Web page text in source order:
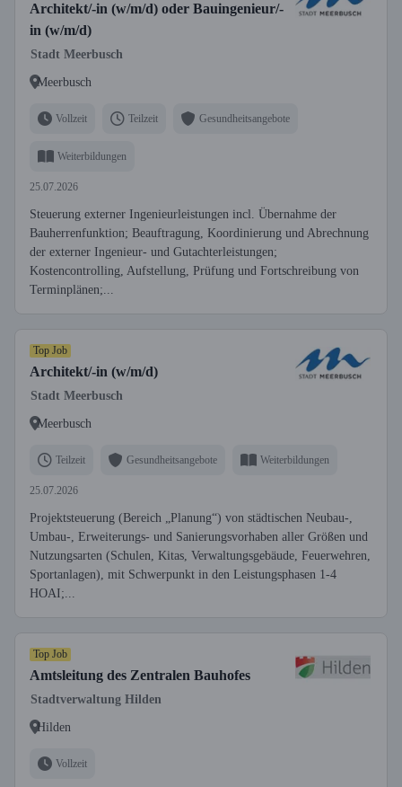
Architekt/-in (w/m/d) oder Bauingenieur/-
in (w/m/d)
Stadt Meerbusch
Meerbusch
Vollzeit Teilzeit Gesundheitsangebote
Weiterbildungen
25.07.2026
Steuerung externer Ingenieurleistungen incl. Übernahme der
Bauherrenfunktion; Beauftragung, Koordinierung und Abrechnung
der externer Ingenieur- und Gutachterleistungen;
Kostencontrolling, Aufstellung, Prüfung und Fortschreibung von
Terminplänen;...
Top Job
Architekt/-in (w/m/d)
Stadt Meerbusch
Meerbusch
Teilzeit Gesundheitsangebote Weiterbildungen
25.07.2026
Projektsteuerung (Bereich „Planung“) von städtischen Neubau-,
Umbau-, Erweiterungs- und Sanierungsvorhaben aller Größen und
Nutzungsarten (Schulen, Kitas, Verwaltungsgebäude, Feuerwehren,
Sportanlagen), mit Schwerpunkt in den Leistungsphasen 1-4
HOAI;...
Top Job
Amtsleitung des Zentralen Bauhofes
Stadtverwaltung Hilden
Hilden
Vollzeit